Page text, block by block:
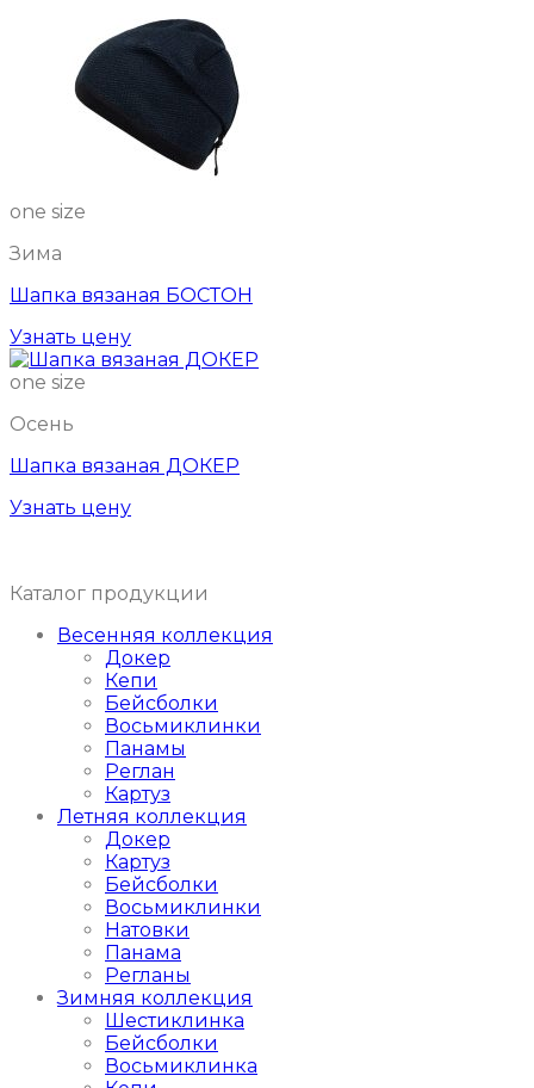
one size
Зима
Шапка вязаная БОСТОН
Узнать цену
one size
Осень
Шапка вязаная ДОКЕР
Узнать цену
Каталог продукции
Весенняя коллекция
Докер
Кепи
Бейсболки
Восьмиклинки
Панамы
Реглан
Картуз
Летняя коллекция
Докер
Картуз
Бейсболки
Восьмиклинки
Натовки
Панама
Регланы
Зимняя коллекция
Шестиклинка
Бейсболки
Восьмиклинка